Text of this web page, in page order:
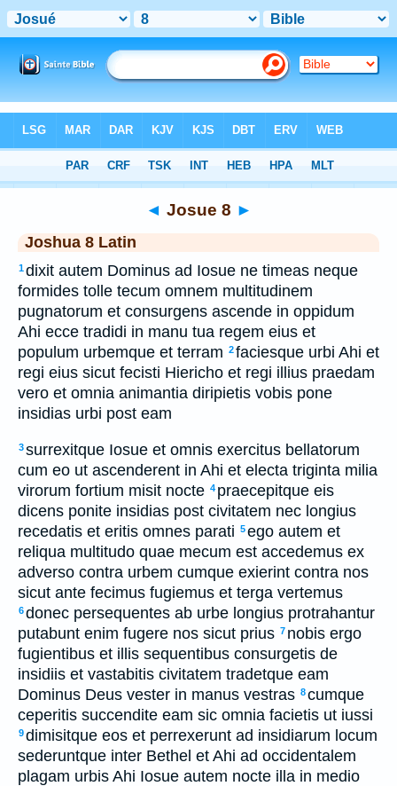
> Josue 8
◄ Josue 8 ►
Joshua 8 Latin
1dixit autem Dominus ad Iosue ne timeas neque
formides tolle tecum omnem multitudinem
pugnatorum et consurgens ascende in oppidum
Ahi ecce tradidi in manu tua regem eius et
populum urbemque et terram 2faciesque urbi Ahi et
regi eius sicut fecisti Hiericho et regi illius praedam
vero et omnia animantia diripietis vobis pone
insidias urbi post eam
3surrexitque Iosue et omnis exercitus bellatorum
cum eo ut ascenderent in Ahi et electa triginta milia
virorum fortium misit nocte 4 praecepitque eis
dicens ponite insidias post civitatem nec longius
recedatis et eritis omnes parati 5ego autem et
reliqua multitudo quae mecum est accedemus ex
adverso contra urbem cumque exierint contra nos
sicut ante fecimus fugiemus et terga vertemus
6donec persequentes ab urbe longius protrahantur
putabunt enim fugere nos sicut prius 7 nobis ergo
fugientibus et illis sequentibus consurgetis de
insidiis et vastabitis civitatem tradetque eam
Dominus Deus vester in manus vestras 8cumque
ceperitis succendite eam sic omnia facietis ut iussi
9dimisitque eos et perrexerunt ad insidiarum locum
sederuntque inter Bethel et Ahi ad occidentalem
plagam urbis Ahi Iosue autem nocte illa in medio